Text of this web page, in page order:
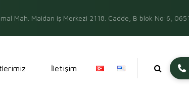
Mah. Maidan iş Merkezi 2118. Cadde, B blok No:6,
İletişim